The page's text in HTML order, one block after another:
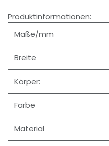
Produktinformationen:
Maße/mm
Breite
Körper:
Farbe
Material